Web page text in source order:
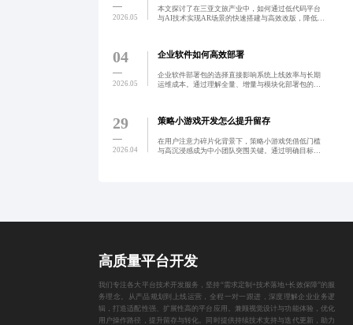
2026.05
本文探讨了在三亚文旅产业中，如何通过低代码平台
与AI技术实现AR场景的快速搭建与高效改版，降低开
04
2026.05
企业软件如何高效部署
企业软件部署包的选择直接影响系统上线效率与长期
运维成本。通过理解全量、增量与模块化部署包的适
29
2026.04
策略小游戏开发怎么提升留存
在用户注意力碎片化背景下，策略小游戏凭借低门槛
与高沉浸感成为中小团队突围关键。通过明确目标、
高质量平台开发
我们专注各大平台技术开发服务，坚持“需求定制+技术落地+长效保障”的服
务理念。从产品规划到上线运营，全程一对一跟进，深度理解企业业务逻
辑，打造适配性强、扩展性高的平台应用。兼顾视觉设计与功能体验，优化
用户操作路径，提升留存与转化。同时提供持续技术支持与迭代更新，助力